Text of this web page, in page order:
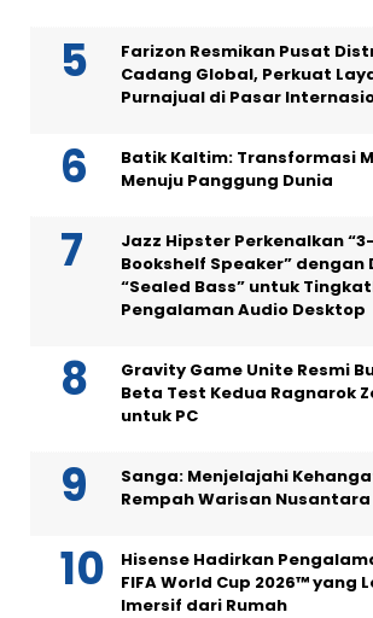
Farizon Resmikan Pusat
Cadang Global, Perkuat
Purnajual di Pasar
Batik Kaltim: Transformasi
Menuju Panggung Dunia
Jazz Hipster Perkenalkan
Bookshelf Speaker” dengan
“Sealed Bass” untuk
Pengalaman Audio Desktop
Gravity Game Unite Resmi
Beta Test Kedua Ragnarok
untuk PC
Sanga: Menjelajahi
Rempah Warisan Nusantara
Hisense Hadirkan
FIFA World Cup 2026™ yang
Imersif dari Rumah